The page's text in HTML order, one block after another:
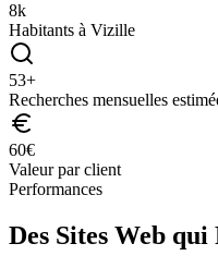
8k
Habitants à Vizille
53+
Recherches mensuelles
60€
Valeur par client
Performances
Des Sites Web